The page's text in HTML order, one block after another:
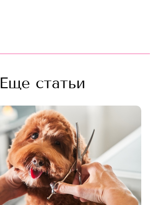
Еще статьи